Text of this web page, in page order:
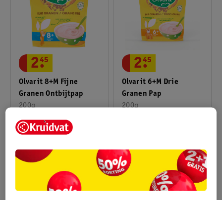
Olvarit 8+M Fijne
Granen Ontbijtpap
200g
2.
45
Olvarit 6+M Drie
Granen Pap
200g
2.
45